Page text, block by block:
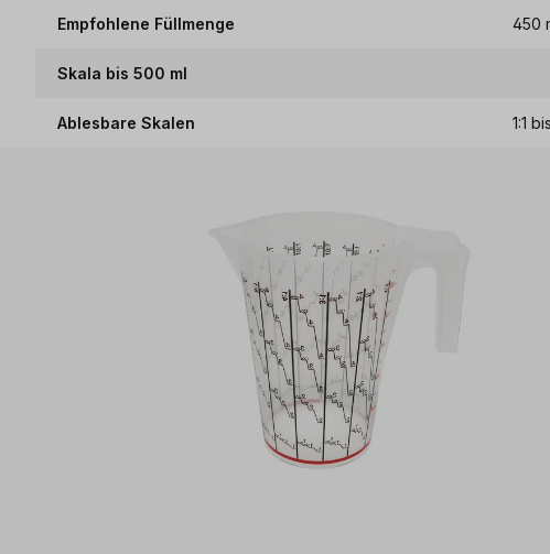
Empfohlene Füllmenge 450
Skala bis 500 ml
Ablesbare Skalen 1:1